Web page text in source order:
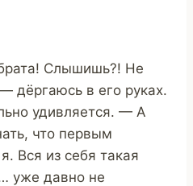
Слышишь?! Не
дёргаюсь в его руках.
удивляется. — А
что первым
Вся из себя такая
уже давно не